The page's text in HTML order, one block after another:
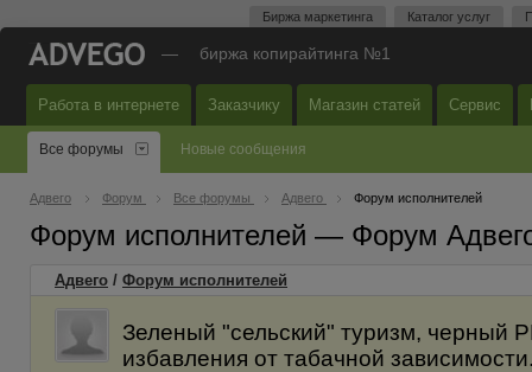
Биржа маркетинга Каталог услуг
— биржа копирайтинга №1
Работа в интернете Заказчику Магазин статей Сервис
Все форумы Новые сообщения
Адвего Форум Все форумы Адвего Форум исполнителей
Форум исполнителей — Форум
Адвего / Форум исполнителей
Зеленый "сельский" туризм, черный
избавления от табачной